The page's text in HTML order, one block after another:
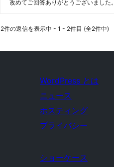
改めてご回答ありがとうございました。
2件の返信を表示中 - 1 - 2件目 (全2件中)
WordPress とは
ニュース
ホスティング
プライバシー
ショーケース